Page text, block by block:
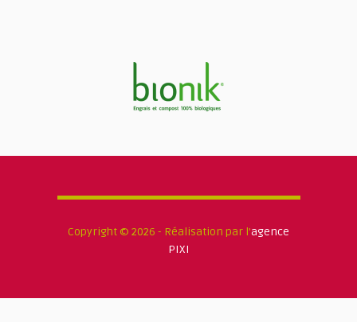
Copyright © 2026 - Réalisation par l'agence
PIXI